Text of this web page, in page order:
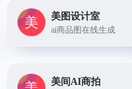
美图设计室
ai商品图在线生成
美间AI商拍